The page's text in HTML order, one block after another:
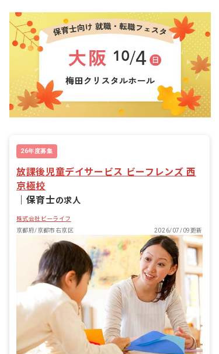
26年度募集
放課後児童デイサービス ビーフレンズ 西
京極校
保育士の求人
株式会社ビーライフ
京都府/京都市右京区
2026/07/09更新